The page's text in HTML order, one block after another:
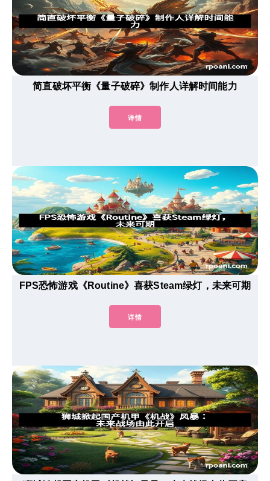
简直破坏平衡《量子破碎》制作人详解时间能力
详情
FPS恐怖游戏《Routine》喜获Steam绿灯，未来可期
详情